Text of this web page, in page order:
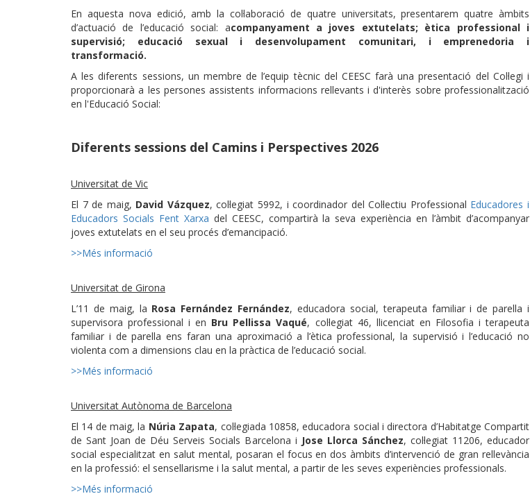
En aquesta nova edició, amb la col·laboració de quatre universitats, presentarem quatre àmbits
d’actuació de l’educació social: acompanyament a joves extutelats; ètica professional i
supervisió; educació sexual i desenvolupament comunitari, i emprenedoria i
transformació.
A les diferents sessions, un membre de l’equip tècnic del CEESC farà una presentació del Col·legi i
proporcionarà a les persones assistents informacions rellevants i d'interès sobre professionalització
en l'Educació Social:
Diferents sessions del Camins i Perspectives 2026
Universitat de Vic
El 7 de maig, David Vázquez, col·legiat 5992, i coordinador del Col·lectiu Professional Educadores i
Educadors Socials Fent Xarxa del CEESC, compartirà la seva experiència en l’àmbit d’acompanyar
joves extutelats en el seu procés d’emancipació.
>>Més informació
Universitat de Girona
L’11 de maig, la Rosa Fernández Fernández, educadora social, terapeuta familiar i de parella i
supervisora professional i en Bru Pellissa Vaqué, col·legiat 46, llicenciat en Filosofia i terapeuta
familiar i de parella ens faran una aproximació a l’ètica professional, la supervisió i l’educació no
violenta com a dimensions clau en la pràctica de l’educació social.
>>Més informació
Universitat Autònoma de Barcelona
El 14 de maig, la Núria Zapata, col·legiada 10858, educadora social i directora d’Habitatge Compartit
de Sant Joan de Déu Serveis Socials Barcelona i Jose Llorca Sánchez, col·legiat 11206, educador
social especialitzat en salut mental, posaran el focus en dos àmbits d’intervenció de gran rellevància
en la professió: el sensellarisme i la salut mental, a partir de les seves experiències professionals.
>>Més informació